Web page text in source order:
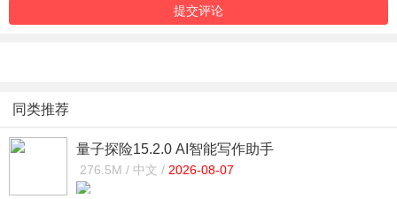
同类推荐
量子探险15.2.0 AI智能写作助手
276.5M / 中文 / 2026-08-07